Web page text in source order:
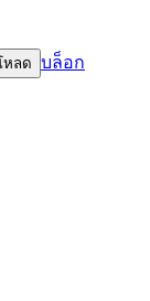
หลด บล็อก